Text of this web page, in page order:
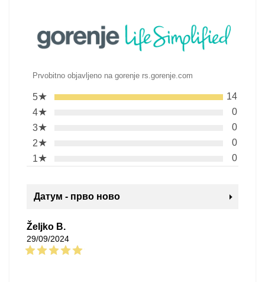
Prvobitno objavljeno na gorenje rs.gorenje.com
5★
14
4★
0
3★
0
2★
0
1★ 0
Датум - прво ново
Željko B.
29/09/2024